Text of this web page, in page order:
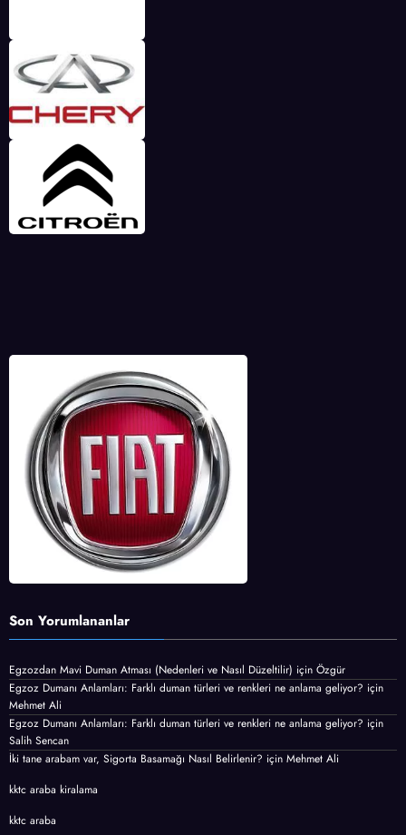
Son Yorumlananlar
Egzozdan Mavi Duman Atması (Nedenleri ve Nasıl Düzeltilir) için Özgür
Egzoz Dumanı Anlamları: Farklı duman türleri ve renkleri ne anlama geliyor? için
Mehmet Ali
Egzoz Dumanı Anlamları: Farklı duman türleri ve renkleri ne anlama geliyor? için
Salih Sencan
İki tane arabam var, Sigorta Basamağı Nasıl Belirlenir? için Mehmet Ali
kktc araba kiralama
kktc araba